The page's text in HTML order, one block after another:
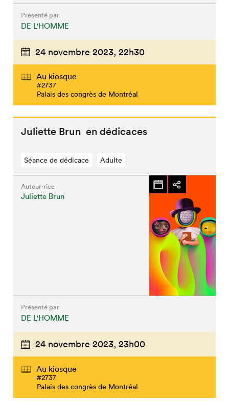
Présenté par
DE L'HOMME
24 novembre 2023, 22h30
Au kiosque
#2737
Palais des congrès de Montréal
Juliette Brun en dédicaces
Séance de dédicace Adulte
Auteur·rice
Juliette Brun
Présenté par
DE L'HOMME
24 novembre 2023, 23h00
Au kiosque
#2737
Palais des congrès de Montréal